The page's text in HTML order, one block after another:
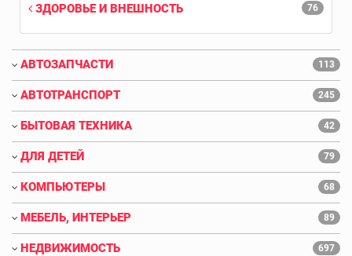
76
ЗДОРОВЬЕ И ВНЕШНОСТЬ
АВТОЗАПЧАСТИ 113
АВТОТРАНСПОРТ 245
БЫТОВАЯ ТЕХНИКА 42
ДЛЯ ДЕТЕЙ 79
КОМПЬЮТЕРЫ 68
МЕБЕЛЬ, ИНТЕРЬЕР 89
НЕДВИЖИМОСТЬ 697